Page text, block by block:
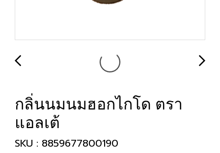
กลิ่นนมนมฮอกไกโด ตรา
แอลเต้
SKU : 8859677800190